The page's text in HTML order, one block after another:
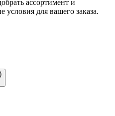
ассортимент и
условия для вашего заказа.